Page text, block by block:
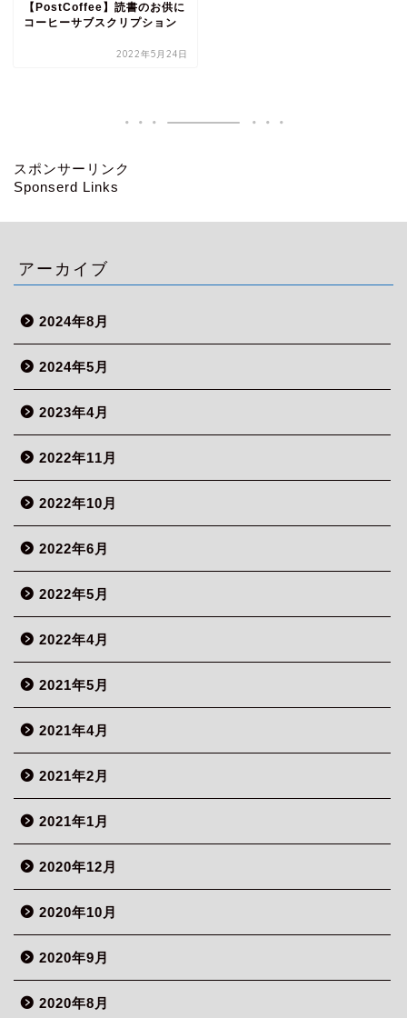
【PostCoffee】読書のお供に
コーヒーサブスクリプション
2022年5月24日
スポンサーリンク
Sponserd Links
アーカイブ
2024年8月
2024年5月
2023年4月
2022年11月
2022年10月
2022年6月
2022年5月
2022年4月
2021年5月
2021年4月
2021年2月
2021年1月
2020年12月
2020年10月
2020年9月
2020年8月